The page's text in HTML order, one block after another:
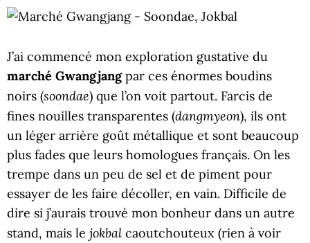
J’ai commencé mon exploration gustative du
marché Gwangjangpar ces énormes boudins
noirs (soondae) que l’on voit partout. Farcis de
fines nouilles transparentes (dangmyeon), ils ont
un léger arrière goût métallique et sont beaucoup
plus fades que leurs homologues français. On les
trempe dans un peu de sel et de piment pour
essayer de les faire décoller, en vain. Difficile de
dire si j’aurais trouvé mon bonheur dans un autre
stand, mais le jokbal caoutchouteux (rien à voir